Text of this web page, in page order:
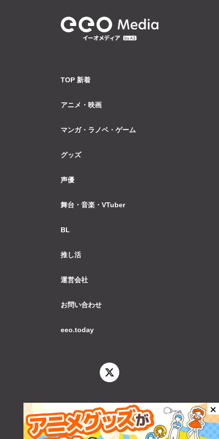
TOP 新着
アニメ・映画
マンガ・ラノベ・ゲーム
グッズ
声優
舞台・音楽・VTuber
BL
推し活
運営会社
お問い合わせ
eeo.today
© 2026 eeo.today